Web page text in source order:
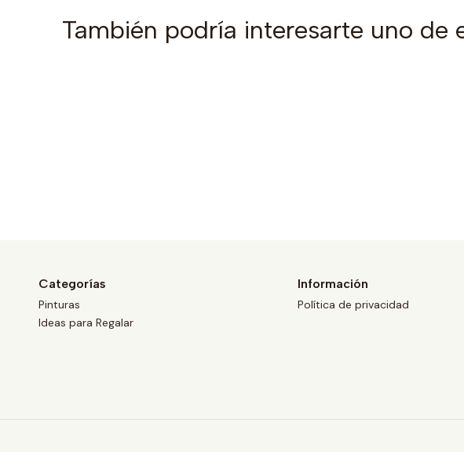
También podría interesarte uno de
Categorías
Pinturas
Ideas para Regalar
Información
Política de privacidad